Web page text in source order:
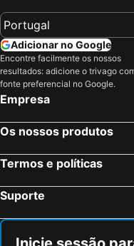
Adicionar no Google
Encontre facilmente os nossos
resultados: adicione o trivago
fonte preferencial no Google.
Empresa
Os nossos produtos
Termos e políticas
Suporte